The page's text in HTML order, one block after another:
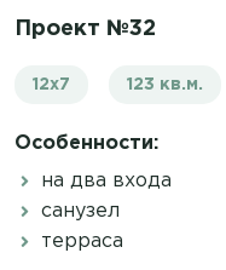
Проект №32
12x7 123 кв.м.
Особенности:
на два входа
санузел
терраса